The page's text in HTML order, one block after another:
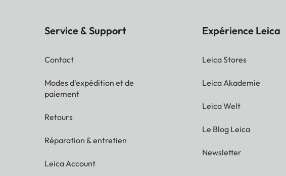
Service & Support
Contact
Modes d'expédition et de
paiement
Retours
Réparation & entretien
Leica Account
Expérience Leica
Leica Stores
Leica Akademie
Leica Welt
Le Blog Leica
Newsletter